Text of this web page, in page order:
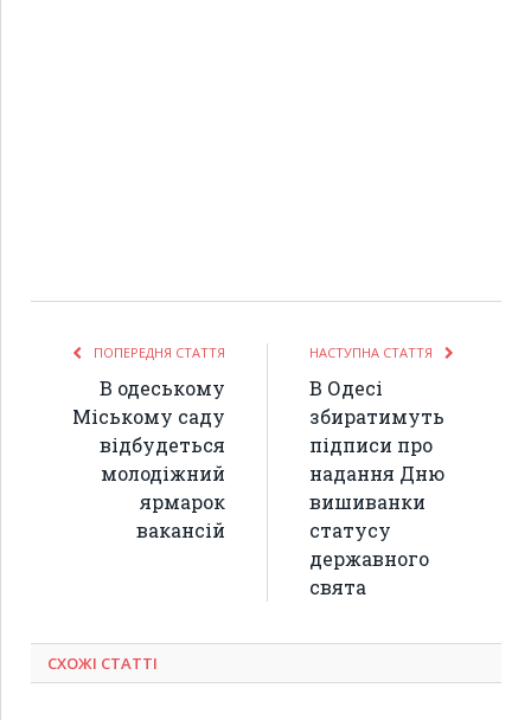
ПОПЕРЕДНЯ СТАТТЯ
В одеському
Міському саду
відбудеться
молодіжний
ярмарок
вакансій
НАСТУПНА СТАТТЯ
В Одесі
збиратимуть
підписи про
надання Дню
вишиванки
статусу
державного
свята
СХОЖІ СТАТТІ